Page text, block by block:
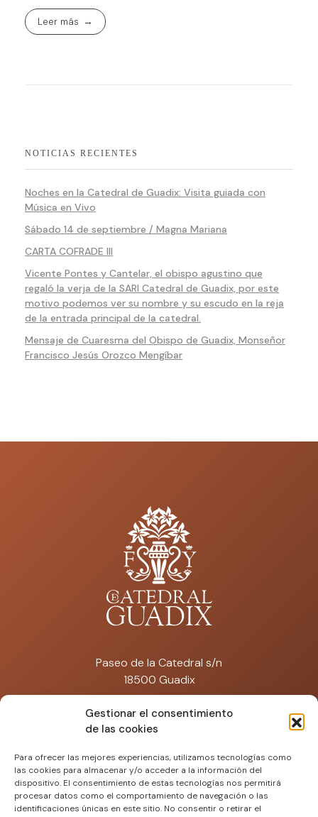
Gestionar el consentimiento
de las cookies
Para ofrecer las mejores experiencias, utilizamos tecnologías como
las cookies para almacenar y/o acceder a la información del
dispositivo. El consentimiento de estas tecnologías nos permitirá
procesar datos como el comportamiento de navegación o las
identificaciones únicas en este sitio. No consentir o retirar el
Leer más
NOTICIAS RECIENTES
Noches en la Catedral de Guadix: Visita guiada con
Música en Vivo
Sábado 14 de septiembre / Magna Mariana
CARTA COFRADE III
Vicente Pontes y Cantelar, el obispo agustino que
regaló la verja de la SARI Catedral de Guadix, por este
motivo podemos ver su nombre y su escudo en la reja
de la entrada principal de la catedral.
Mensaje de Cuaresma del Obispo de Guadix, Monseñor
Francisco Jesús Orozco Mengíbar
Paseo de la Catedral s/n
18500 Guadix
catedraldeguadix@artisplendore.com
Tfno: 692 574 671